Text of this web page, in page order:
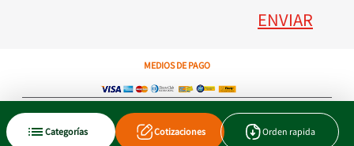
Categorías Cotizaciones Orden rapida
ENVIAR
MEDIOS DE PAGO
Copyright © 2023 JEN SA. Derechos Reservados. Util.com.co.